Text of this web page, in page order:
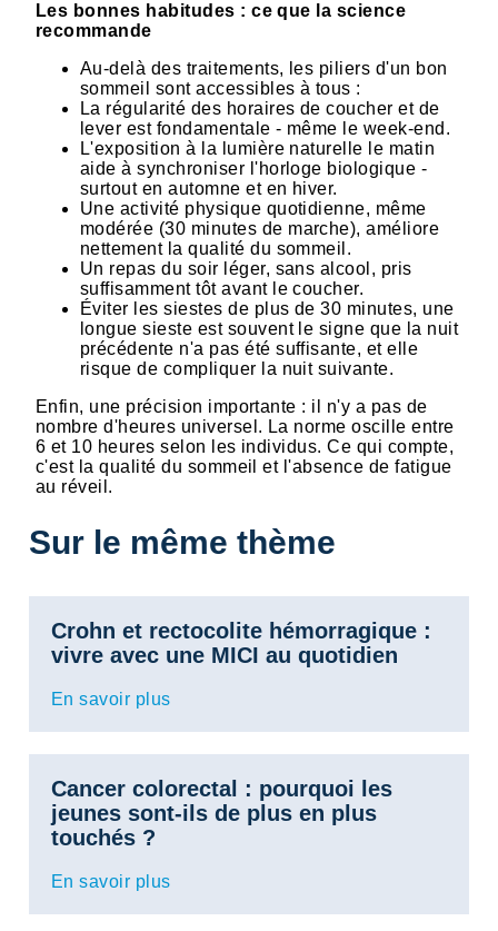
Les bonnes habitudes : ce que la science
recommande
Au-delà des traitements, les piliers d'un bon
sommeil sont accessibles à tous :
La régularité des horaires de coucher et de
lever est fondamentale - même le week-end.
L'exposition à la lumière naturelle le matin
aide à synchroniser l'horloge biologique -
surtout en automne et en hiver.
Une activité physique quotidienne, même
modérée (30 minutes de marche), améliore
nettement la qualité du sommeil.
Un repas du soir léger, sans alcool, pris
suffisamment tôt avant le coucher.
Éviter les siestes de plus de 30 minutes, une
longue sieste est souvent le signe que la nuit
précédente n'a pas été suffisante, et elle
risque de compliquer la nuit suivante.
Enfin, une précision importante : il n'y a pas de
nombre d'heures universel. La norme oscille entre
6 et 10 heures selon les individus. Ce qui compte,
c'est la qualité du sommeil et l'absence de fatigue
au réveil.
Sur le même thème
Crohn et rectocolite hémorragique :
vivre avec une MICI au quotidien
En savoir plus
Cancer colorectal : pourquoi les
jeunes sont-ils de plus en plus
touchés ?
En savoir plus